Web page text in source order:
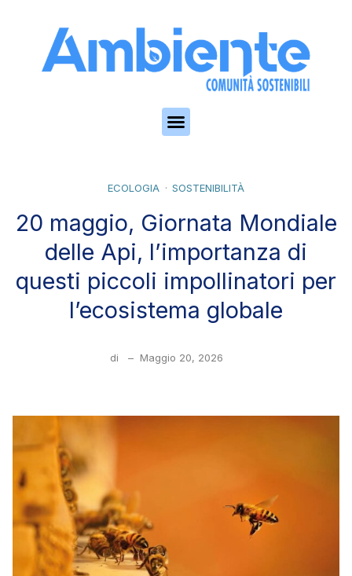
ECOLOGIA SOSTENIBILITÀ
20 maggio, Giornata Mondiale
delle Api, l’importanza di
questi piccoli impollinatori per
l’ecosistema globale
di – Maggio 20, 2026